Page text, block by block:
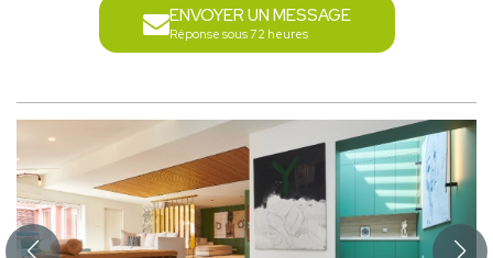
ENVOYER UN MESSAGE
Réponse sous 72 heures